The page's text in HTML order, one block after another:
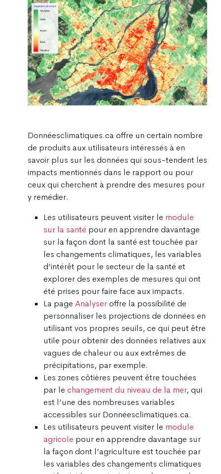
Donnéesclimatiques.ca offre un certain nombre
de produits aux utilisateurs intéressés à en
savoir plus sur les données qui sous-tendent les
impacts mentionnés dans le rapport ou pour
ceux qui cherchent à prendre des mesures pour
y remédier.
Les utilisateurs peuvent visiter le module
sur la santé pour en apprendre davantage
sur la façon dont la santé est touchée par
les changements climatiques, les variables
d’intérêt pour le secteur de la santé et
explorer des exemples de mesures qui ont
été prises pour faire face aux impacts.
La page Analyseroffre la possibilité de
personnaliser les projections de données en
utilisant vos propres seuils, ce qui peut être
utile pour obtenir des données relatives aux
vagues de chaleur ou aux extrêmes de
précipitations, par exemple.
Les zones côtières peuvent être touchées
par le changement du niveau de la mer, qui
est l’une des nombreuses variables
accessibles sur Donnéesclimatiques.ca.
Les utilisateurs peuvent visiter le module
agricole pour en apprendre davantage sur
la façon dont l’agriculture est touchée par
les variables des changements climatiques